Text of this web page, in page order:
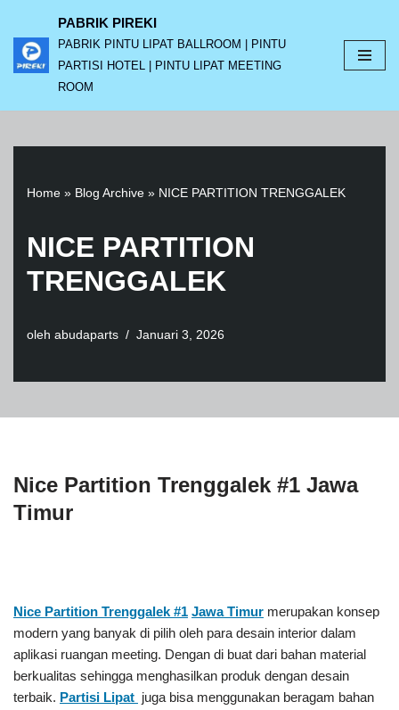
Lompat
ke
PABRIK PIREKI
PABRIK PINTU LIPAT BALLROOM | PINTU
PARTISI HOTEL | PINTU LIPAT MEETING
ROOM
Home » Blog Archive » NICE PARTITION TRENGGALEK
NICE PARTITION
TRENGGALEK
oleh abudaparts Januari 3, 2026
Nice Partition Trenggalek #1 Jawa
Timur
Nice Partition Trenggalek #1 Jawa Timur merupakan konsep
modern yang banyak di pilih oleh para desain interior dalam
aplikasi ruangan meeting. Dengan di buat dari bahan material
berkualitas sehingga menghasilkan produk dengan desain
terbaik. Partisi Lipat juga bisa menggunakan beragam bahan